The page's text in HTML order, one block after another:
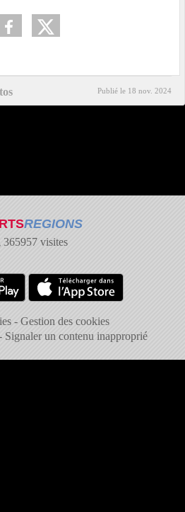
Publié le 18 nov. 2024
REGIONS
365957 visites
Gestion des cookies
Signaler un contenu inapproprié